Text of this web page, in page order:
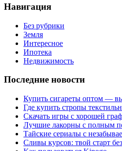
Навигация
Без рубрики
Земля
Интересное
Ипотека
Недвижимость
Последние новости
Купить сигареты оптом —
Где купить стропы
Скачать игры с хорошей
Лучшие лакорны с полным
Тайские сериалы с
Сливы курсов: твой старт